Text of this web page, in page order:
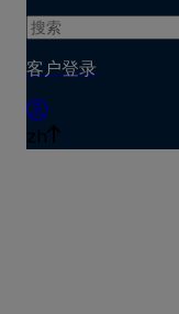
搜
索
客户登录
zh